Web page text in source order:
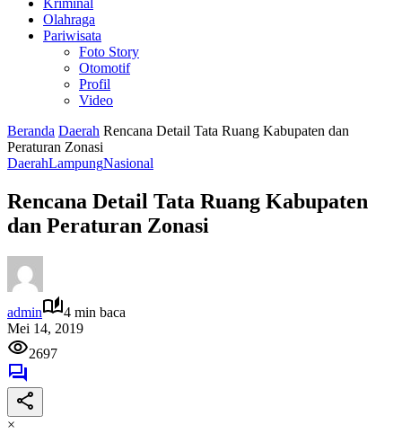
Kriminal
Olahraga
Pariwisata
Foto Story
Otomotif
Profil
Video
Beranda Daerah Rencana Detail Tata Ruang Kabupaten dan
Peraturan Zonasi
DaerahLampungNasional
Rencana Detail Tata Ruang Kabupaten
dan Peraturan Zonasi
admin
4 min baca
Mei 14, 2019
2697
×